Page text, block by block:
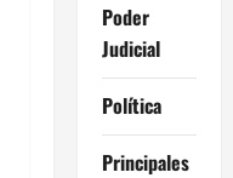
Poder
Judicial
Política
Principales